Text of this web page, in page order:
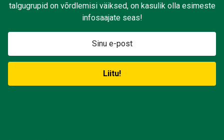
talgugrupid on võrdlemisi väiksed, on kasulik olla esimeste
infosaajate seas!